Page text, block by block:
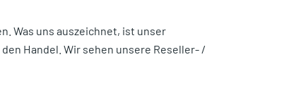
Was uns auszeichnet, ist unser
Handel. Wir sehen unsere Reseller- /